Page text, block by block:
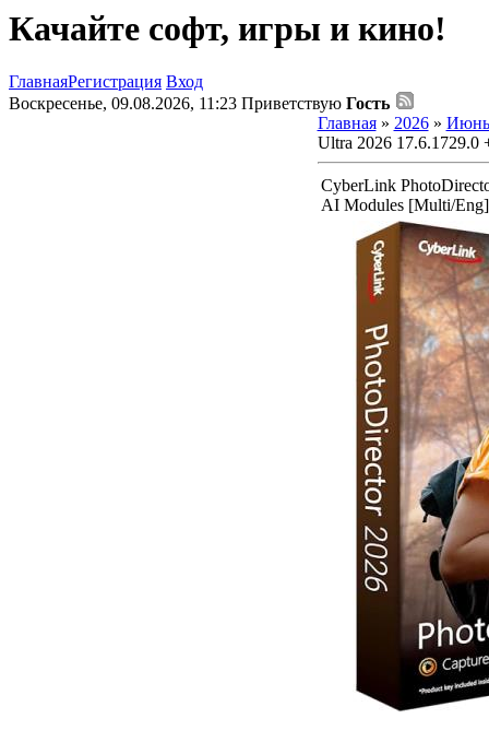
Качайте софт, игры и кино!
ГлавнаяРегистрация Вход
Воскресенье, 09.08.2026, 11:23 Приветствую Гость
Главная» 2026 » Июнь
Ultra 2026
CyberLink
AI Modules [Multi/Eng]